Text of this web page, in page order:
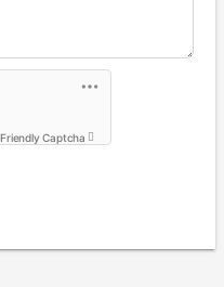
Friendly Captcha